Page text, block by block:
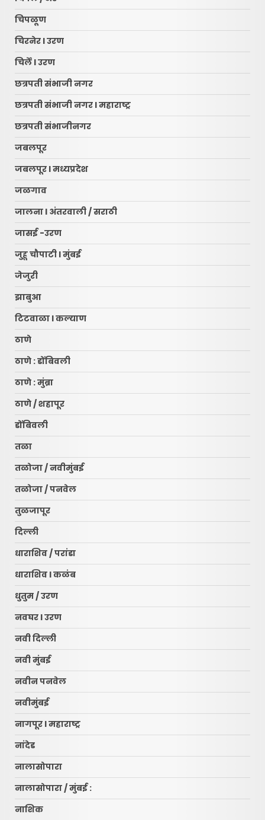
चिपळूण
चिरनेर l उरण
चिर्ले l उरण
छत्रपती संभाजी नगर
छत्रपती संभाजी नगर l महाराष्ट्र
छत्रपती संभाजीनगर
जबलपूर
जबलपूर l मध्यप्रदेश
जळगाव
जालना l अंतरवाली / सराठी
जासई -उरण
जुहू चौपाटी l मुंबई
जेजुरी
झाबुआ
टिटवाळा l कल्याण
ठाणे
ठाणे : डोंबिवली
ठाणे : मुंब्रा
ठाणे / शहापूर
डोंबिवली
तळा
तळोजा / नवीमुंबई
तळोजा / पनवेल
तुळजापूर
दिल्ली
धाराशिव / परांडा
धाराशिव l कळंब
धुतुम / उरण
नवघर l उरण
नवी दिल्ली
नवी मुंबई
नवीन पनवेल
नवीमुंबई
नागपूर l महाराष्ट्र
नांदेड
नालासोपारा
नालासोपारा / मुंबई :
नाशिक